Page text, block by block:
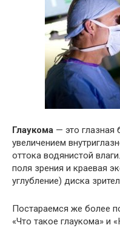
Глаукома — это глазная
увеличением
оттока водянистой
поля зрения и краевая
углубление) диска
Постараемся же более
«Что такое глаукома» и